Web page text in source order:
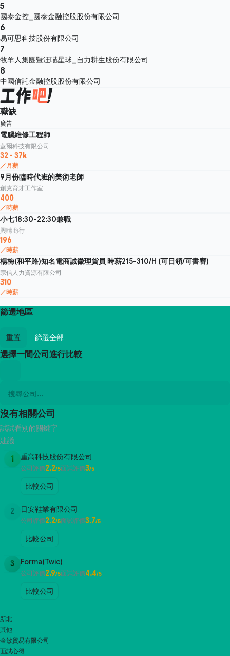
5
國泰金控_國泰金融控股股份有限公司
6
易可思科技股份有限公司
7
牧羊人集團暨汪喵星球_自力耕生股份有限公司
8
中國信託金融控股股份有限公司
職缺
廣告
電腦維修工程師
蓋爾科技有限公司
32 - 37k
／月薪
9月份臨時代班的美術老師
創克育才工作室
400
／時薪
小七18:30-22:30兼職
興晴商行
196
／時薪
楊梅(和平路)知名電商誠徵理貨員 時薪215-310/H (可日領/可書審)
宗信人力資源有限公司
310
／時薪
篩選地區
重置 篩選全部
選擇一間公司進行比較
沒有相關公司
試試看別的關鍵字
建議
1 重高科技股份有限公司
公司評價2.2/5面試評價3/5
比較公司
2 日安鞋業有限公司
公司評價2.2/5面試評價3.7/5
比較公司
3 Forma(Twic)
公司評價2.9/5面試評價4.4/5
比較公司
新北
其他
金敏貿易有限公司
面試心得